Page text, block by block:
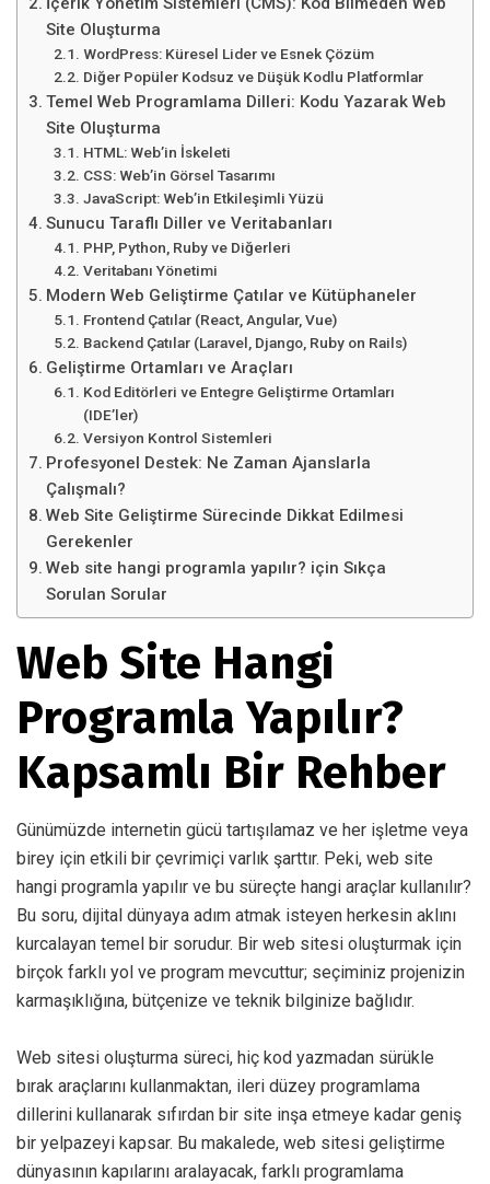
Site Oluşturma
WordPress: Küresel Lider ve Esnek Çözüm
Diğer Popüler Kodsuz ve Düşük Kodlu Platformlar
Temel Web Programlama Dilleri: Kodu Yazarak Web
Site Oluşturma
HTML: Web’in İskeleti
CSS: Web’in Görsel Tasarımı
JavaScript: Web’in Etkileşimli Yüzü
Sunucu Taraflı Diller ve Veritabanları
PHP, Python, Ruby ve Diğerleri
Veritabanı Yönetimi
Modern Web Geliştirme Çatılar ve Kütüphaneler
Frontend Çatılar (React, Angular, Vue)
Backend Çatılar (Laravel, Django, Ruby on Rails)
Geliştirme Ortamları ve Araçları
Kod Editörleri ve Entegre Geliştirme Ortamları
(IDE’ler)
Versiyon Kontrol Sistemleri
Profesyonel Destek: Ne Zaman Ajanslarla
Çalışmalı?
Web Site Geliştirme Sürecinde Dikkat Edilmesi
Gerekenler
Web site hangi programla yapılır? için Sıkça
Sorulan Sorular
Web Site Hangi
Programla Yapılır?
Kapsamlı Bir Rehber
Günümüzde internetin gücü tartışılamaz ve her işletme veya
birey için etkili bir çevrimiçi varlık şarttır. Peki, web site
hangi programla yapılır ve bu süreçte hangi araçlar kullanılır?
Bu soru, dijital dünyaya adım atmak isteyen herkesin aklını
kurcalayan temel bir sorudur. Bir web sitesi oluşturmak için
birçok farklı yol ve program mevcuttur; seçiminiz projenizin
karmaşıklığına, bütçenize ve teknik bilginize bağlıdır.
Web sitesi oluşturma süreci, hiç kod yazmadan sürükle
bırak araçlarını kullanmaktan, ileri düzey programlama
dillerini kullanarak sıfırdan bir site inşa etmeye kadar geniş
bir yelpazeyi kapsar. Bu makalede, web sitesi geliştirme
dünyasının kapılarını aralayacak, farklı programlama